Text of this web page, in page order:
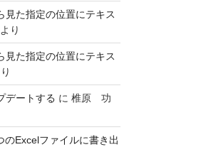
見た指定の位置にテキス
り
見た指定の位置にテキス
デートする に 椎原 功
Excelファイルに書き出